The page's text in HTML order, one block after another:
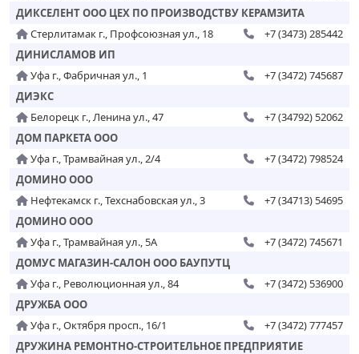
ДИКСЕЛЕНТ ООО ЦЕХ ПО ПРОИЗВОДСТВУ КЕРАМЗИТА
Стерлитамак г., Профсоюзная ул., 18
+7 (3473) 285442
ДИНИСЛАМОВ ИП
Уфа г., Фабричная ул., 1
+7 (3472) 745687
ДИЭКС
Белорецк г., Ленина ул., 47
+7 (34792) 52062
ДОМ ПАРКЕТА ООО
Уфа г., Трамвайная ул., 2/4
+7 (3472) 798524
ДОМИНО ООО
Нефтекамск г., Техснабовская ул., 3
+7 (34713) 54695
ДОМИНО ООО
Уфа г., Трамвайная ул., 5А
+7 (3472) 745671
ДОМУС МАГАЗИН-САЛОН ООО БАУПУТЦ
Уфа г., Революционная ул., 84
+7 (3472) 536900
ДРУЖБА ООО
Уфа г., Октября просп., 16/1
+7 (3472) 777457
ДРУЖИНА РЕМОНТНО-СТРОИТЕЛЬНОЕ ПРЕДПРИЯТИЕ